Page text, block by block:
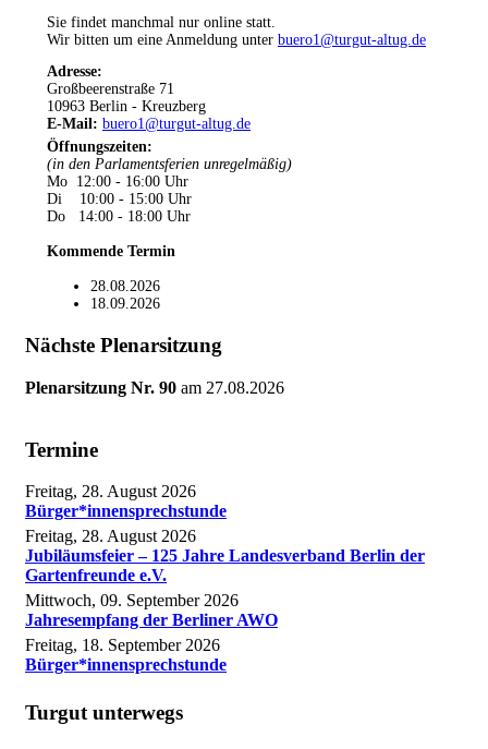
Sie findet manchmal nur online statt.
Wir bitten um eine Anmeldung unter buero1@turgut-altug.de
Adresse:
Großbeerenstraße 71
10963 Berlin - Kreuzberg
E-Mail: buero1@turgut-altug.de
Öffnungszeiten:
(in den Parlamentsferien unregelmäßig)
Mo 12:00 - 16:00 Uhr
Di 10:00 - 15:00 Uhr
Do 14:00 - 18:00 Uhr
Kommende Termin
28.08.2026
18.09.2026
Nächste Plenarsitzung
Plenarsitzung Nr. 90 am 27.08.2026
Termine
Freitag, 28. August 2026
Bürger*innensprechstunde
Freitag, 28. August 2026
Jubiläumsfeier – 125 Jahre Landesverband Berlin der
Gartenfreunde e.V.
Mittwoch, 09. September 2026
Jahresempfang der Berliner AWO
Freitag, 18. September 2026
Bürger*innensprechstunde
Turgut unterwegs